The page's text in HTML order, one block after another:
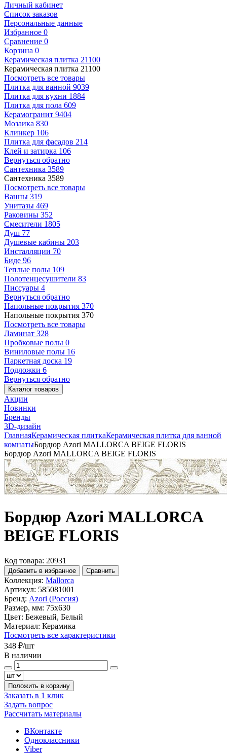
Личный кабинет
Список заказов
Персональные данные
Избранное 0
Сравнение 0
Корзина 0
Керамическая плитка 21100
Керамическая плитка 21100
Посмотреть все товары
Плитка для ванной 9039
Плитка для кухни 1884
Плитка для пола 609
Керамогранит 9404
Мозаика 830
Клинкер 106
Плитка для фасадов 214
Клей и затирка 106
Вернуться обратно
Сантехника 3589
Сантехника 3589
Посмотреть все товары
Ванны 319
Унитазы 469
Раковины 352
Смесители 1805
Душ 77
Душевые кабины 203
Инсталляции 70
Биде 96
Теплые полы 109
Полотенцесушители 83
Писсуары 4
Вернуться обратно
Напольные покрытия 370
Напольные покрытия 370
Посмотреть все товары
Ламинат 328
Пробковые полы 0
Виниловые полы 16
Паркетная доска 19
Подложки 6
Вернуться обратно
Каталог товаров
Акции
Новинки
Бренды
3D-дизайн
ГлавнаяКерамическая плиткаКерамическая плитка для ванной
комнатыБордюр Azori MALLORCA BEIGE FLORIS
Бордюр Azori MALLORCA BEIGE FLORIS
Бордюр Azori MALLORCA
BEIGE FLORIS
Код товара: 20931
Добавить в избранное Сравнить
Коллекция: Mallorca
Артикул: 585081001
Бренд: Azori (Россия)
Размер, мм: 75x630
Цвет: Бежевый, Белый
Материал: Керамика
Посмотреть все характеристики
348 ₽/шт
В наличии
Положить в корзину
Заказать в 1 клик
Задать вопрос
Рассчитать материалы
ВКонтакте
Одноклассники
Viber